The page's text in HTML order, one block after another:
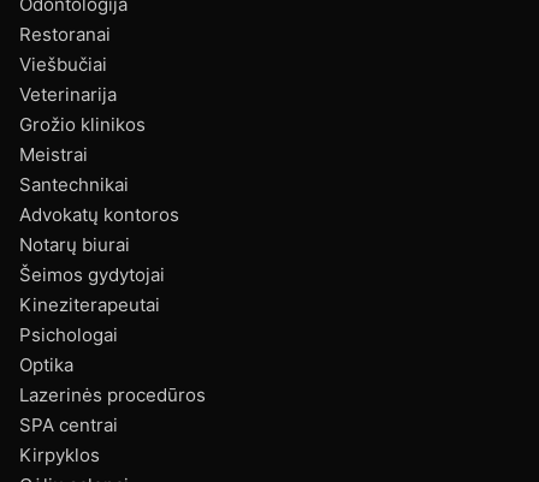
Restoranai
Viešbučiai
Veterinarija
Grožio klinikos
Meistrai
Santechnikai
Advokatų kontoros
Notarų biurai
Šeimos gydytojai
Kineziterapeutai
Psichologai
Optika
Lazerinės procedūros
SPA centrai
Kirpyklos